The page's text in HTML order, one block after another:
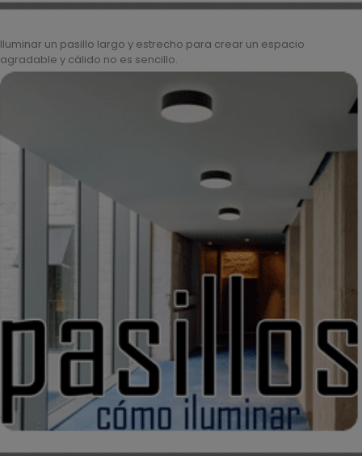
Iluminar un pasillo largo y estrecho para crear un espacio
agradable y cálido no es sencillo.